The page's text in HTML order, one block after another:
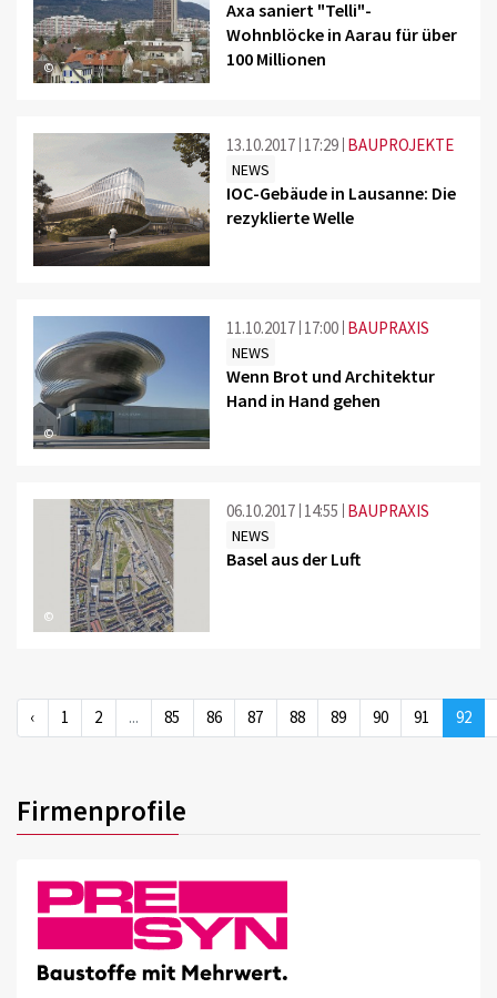
©
Axa saniert "Telli"-
Wohnblöcke in Aarau für über
100 Millionen
13.10.2017 17:29 BAUPROJEKTE
NEWS
IOC-Gebäude in Lausanne: Die
rezyklierte Welle
©
11.10.2017 17:00 BAUPRAXIS
NEWS
Wenn Brot und Architektur
Hand in Hand gehen
©
06.10.2017 14:55 BAUPRAXIS
NEWS
Basel aus der Luft
‹ 1 2 ... 85 86 87 88 89 90 91 92
Firmenprofile